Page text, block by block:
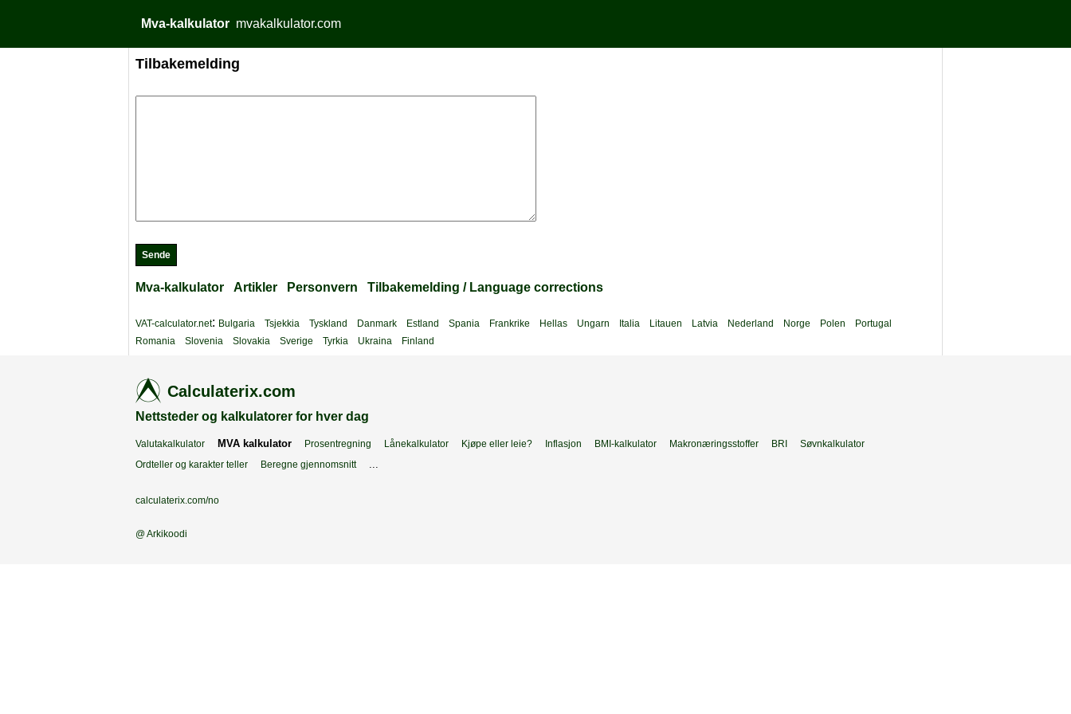
Mva-kalkulator mvakalkulator.com
Tilbakemelding
Mva-kalkulator Artikler Personvern Tilbakemelding / Language corrections
VAT-calculator.net: Bulgaria Tsjekkia Tyskland Danmark Estland Spania Frankrike Hellas Ungarn Italia Litauen Latvia Nederland Norge Polen
Portugal
Romania
Slovenia Slovakia Sverige Tyrkia Ukraina Finland
Calculaterix.com
Nettsteder og kalkulatorer for hver dag
Valutakalkulator MVA kalkulator Prosentregning Lånekalkulator Kjøpe eller leie? Inflasjon BMI-kalkulator Makronæringsstoffer BRI
Søvnkalkulator
Ordteller og karakter teller
Beregne gjennomsnitt...
calculaterix.com/no
@ Arkikoodi